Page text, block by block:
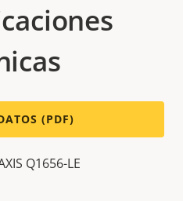
(PDF)
Q1656-LE